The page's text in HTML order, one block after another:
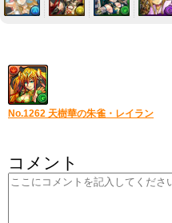
No.1262 天樹華の朱雀・レイラン
コメント